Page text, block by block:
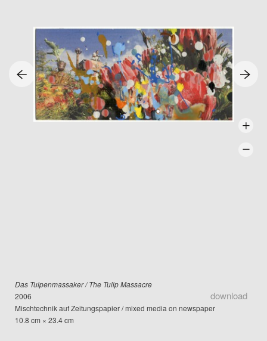
Das Tulpenmassaker / The Tulip Massacre
2006
Mischtechnik auf Zeitungspapier / mixed media on newspaper
10.8 cm × 23.4 cm
download